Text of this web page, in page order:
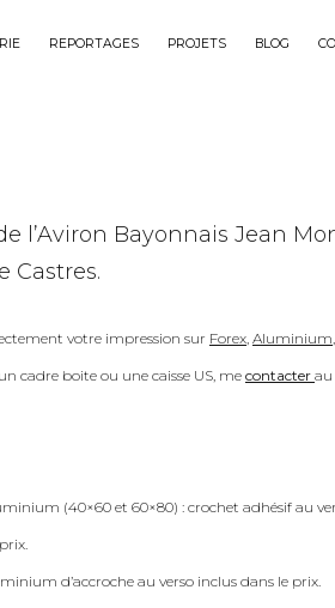
REPORTAGES PROJETS BLOG
l’Aviron Bayonnais Jean
Castres.
votre impression sur Forex, Aluminium,
cadre boite ou une caisse US, mecontacter au
(40×60 et 60×80) : crochet adhésif au
d’accroche au verso inclus dans le prix.